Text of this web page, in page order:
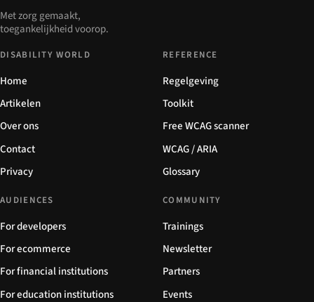
Met zorg gemaakt,
toegankelijkheid voorop.
DISABILITY WORLD
Home
Artikelen
Over ons
Contact
Privacy
REFERENCE
Regelgeving
Toolkit
Free WCAG scanner
WCAG / ARIA
Glossary
AUDIENCES
For developers
For ecommerce
For financial institutions
For education institutions
COMMUNITY
Trainings
Newsletter
Partners
Events